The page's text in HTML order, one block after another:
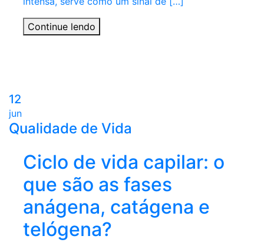
Continue lendo
12
jun
Qualidade de Vida
Ciclo de vida capilar: o
que são as fases
anágena, catágena e
telógena?